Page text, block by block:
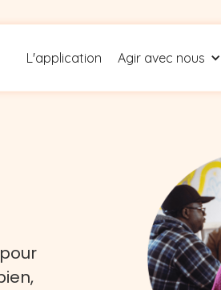
L'application Agir avec nous